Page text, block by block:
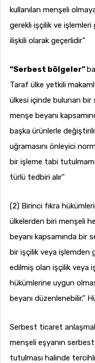
kullanılan menşeli
gerekli işçilik ve
ilişkili olarak geçerlidir”
“Serbest bölgeler”
Taraf ülke yetkili
ülkesi içinde bulunan
menşe beyanı
başka ürünlerle
uğramasını önleyici
bir işleme tabi
türlü tedbiri alır”
(2) Birinci fıkra
ülkelerden biri menşeli
beyanı kapsamında
bir işçilik veya
edilmiş olan işçilik veya
hükümlerine uygun
beyanı düzenlenebilir.”
Serbest ticaret
menşeli eşyanın
tutulması halinde